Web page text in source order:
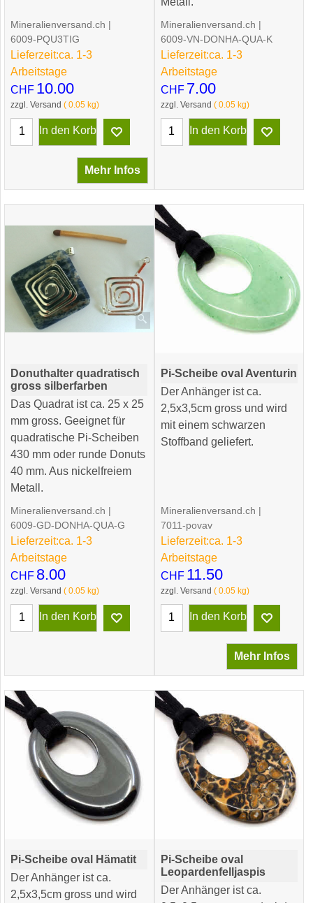
CHF 10.00
zzgl. Versand 0.05 kg
Mineralienversand.ch
6009-PQU3TIG
Lieferzeit:ca. 1-3
Arbeitstage
In den Korb
Mehr Infos
CHF 7.00
zzgl. Versand 0.05kg
Mineralienversand.ch
6009-VN-DONHA-QUA-K
Lieferzeit:ca. 1-3
Arbeitstage
In den Korb
Donuthalter quadratisch
gross silberfarben
Das Quadrat ist ca. 25 x 25
mm gross. Geeignet für
quadratische Pi-Scheiben
430 mm oder runde Donuts
40 mm. Aus nickelfreiem
Metall.
CHF 8.00
zzgl. Versand 0.05 kg
Mineralienversand.ch
6009-GD-DONHA-QUA-G
Lieferzeit:ca. 1-3
Arbeitstage
In den Korb
Pi-Scheibe oval Aventurin
Der Anhänger ist ca.
2,5x3,5cm gross und wird
mit einem schwarzen
Stoffband geliefert.
CHF 11.50
zzgl. Versand 0.05kg
Mineralienversand.ch
7011-povav
Lieferzeit:ca. 1-3
Arbeitstage
In den Korb
Mehr Infos
Pi-Scheibe oval Hämatit
Der Anhänger ist ca.
2,5x3,5cm gross und wird
Pi-Scheibe oval
Leopardenfelljaspis
Der Anhänger ist ca.